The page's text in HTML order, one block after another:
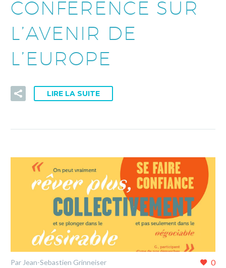
CONFÉRENCE SUR
L’AVENIR DE
L’EUROPE
LIRE LA SUITE
0
Par Jean-Sebastien Grinneiser